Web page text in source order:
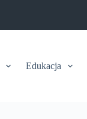
Edukacja